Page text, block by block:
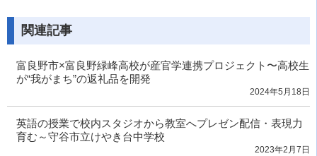
関連記事
富良野市×富良野緑峰高校が産官学連携プロジェクト〜高校生
が“我がまち”の返礼品を開発
2024年5月18日
英語の授業で校内スタジオから教室へプレゼン配信・表現力
育む～守谷市立けやき台中学校
2023年2月7日